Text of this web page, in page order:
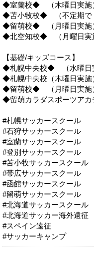
◆室蘭校◆ （木曜日実施
◆苫小牧校◆ （不定期で
◆留萌校◆ （月曜日実施
◆北空知校◆ （月曜日実
【基礎/キッズコース】
◆札幌中央校◆ （水曜日
◆札幌中央校（木曜日実施
◆留萌校◆ （月曜日実施
◆留萌カラダスポーツア
#札幌サッカースクール
#石狩サッカースクール
#室蘭サッカースクール
#登別サッカースクール
#苫小牧サッカースクール
#帯広サッカースクール
#函館サッカースクール
#留萌サッカースクール
#北海道サッカースクール
#北海道サッカー海外遠征
#スペイン遠征
#サッカーキャンプ